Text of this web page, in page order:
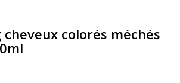
cheveux colorés méchés